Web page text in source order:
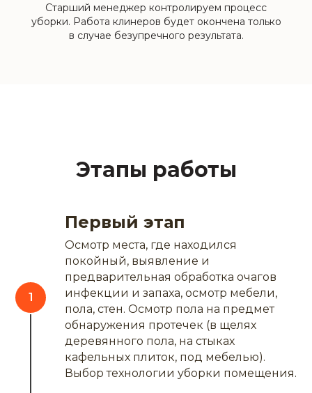
Старший менеджер контролируем процесс
уборки. Работа клинеров будет окончена только
в случае безупречного результата.
Этапы работы
Первый этап
Осмотр места, где находился
покойный, выявление и
предварительная обработка очагов
инфекции и запаха, осмотр мебели,
пола, стен. Осмотр пола на предмет
обнаружения протечек (в щелях
деревянного пола, на стыках
кафельных плиток, под мебелью).
Выбор технологии уборки помещения.